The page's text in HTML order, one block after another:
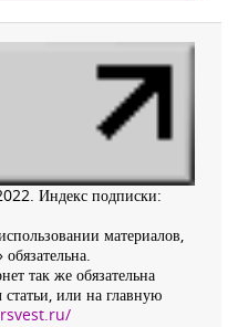
Индекс подписки:
материалов,
так же обязательна
или на главную